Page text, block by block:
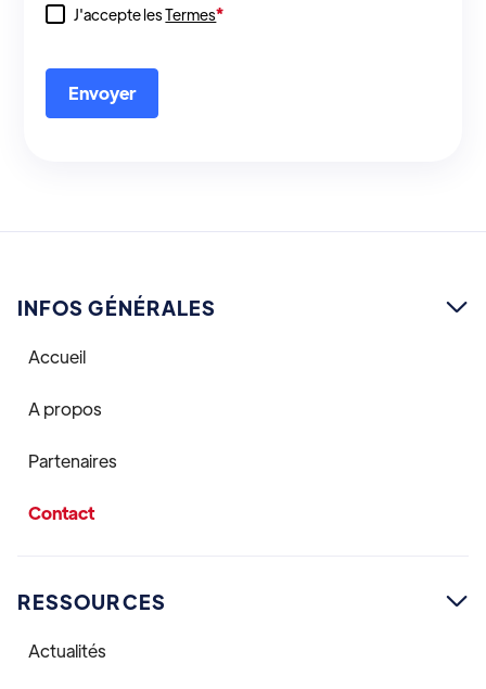
J'accepte lesTermes*
INFOS GÉNÉRALES 
Accueil
A propos
Partenaires
Contact
RESSOURCES 
Actualités